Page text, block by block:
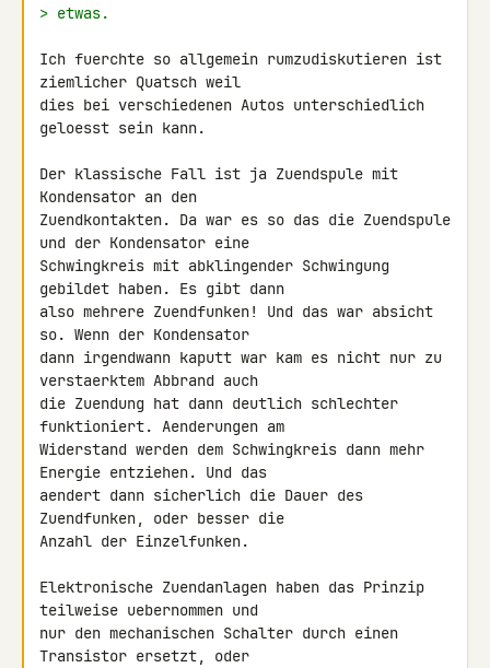
> etwas.
Ich fuerchte so allgemein rumzudiskutieren ist
ziemlicher Quatsch weil
dies bei verschiedenen Autos unterschiedlich
geloesst sein kann.
Der klassische Fall ist ja Zuendspule mit
Kondensator an den
Zuendkontakten. Da war es so das die Zuendspule
und der Kondensator eine
Schwingkreis mit abklingender Schwingung
gebildet haben. Es gibt dann
also mehrere Zuendfunken! Und das war absicht
so. Wenn der Kondensator
dann irgendwann kaputt war kam es nicht nur zu
verstaerktem Abbrand auch
die Zuendung hat dann deutlich schlechter
funktioniert. Aenderungen am
Widerstand werden dem Schwingkreis dann mehr
Energie entziehen. Und das
aendert dann sicherlich die Dauer des
Zuendfunken, oder besser die
Anzahl der Einzelfunken.
Elektronische Zuendanlagen haben das Prinzip
teilweise uebernommen und
nur den mechanischen Schalter durch einen
Transistor ersetzt, oder